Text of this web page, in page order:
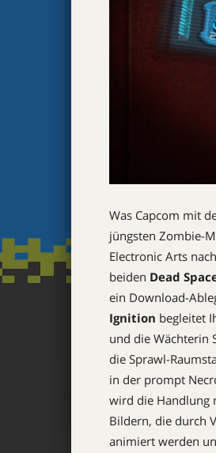
Was Capcom mit
jüngsten Zombie-
Electronic Arts
beiden Dead
ein Download-
Ignition begleitet
und die Wächterin
die Sprawl-
in der prompt
wird die Handlung
Bildern, die durch
animiert werden